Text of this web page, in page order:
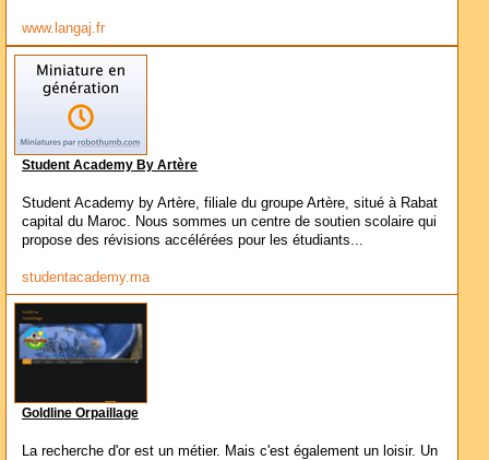
www.langaj.fr
Student Academy By Artère
Student Academy by Artère, filiale du groupe Artère, situé à Rabat
capital du Maroc. Nous sommes un centre de soutien scolaire qui
propose des révisions accélérées pour les étudiants...
studentacademy.ma
Goldline Orpaillage
La recherche d'or est un métier. Mais c'est également un loisir. Un